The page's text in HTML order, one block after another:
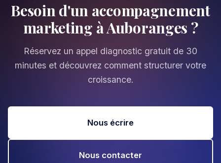
Besoin d'un accompagnement
marketing à Auboranges ?
Réservez un appel diagnostic gratuit de 30
minutes et découvrez comment structurer votre
croissance.
Nous écrire
Nous contacter